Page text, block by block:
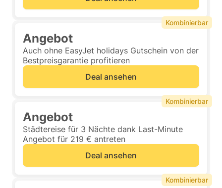
Angebot
Auch ohne EasyJet holidays Gutschein von der
Bestpreisgarantie profitieren
Deal ansehen
Kombinierbar
Angebot
Städtereise für 3 Nächte dank Last-Minute
Angebot für 219 € antreten
Deal ansehen
Kombinierbar
Kombinierbar